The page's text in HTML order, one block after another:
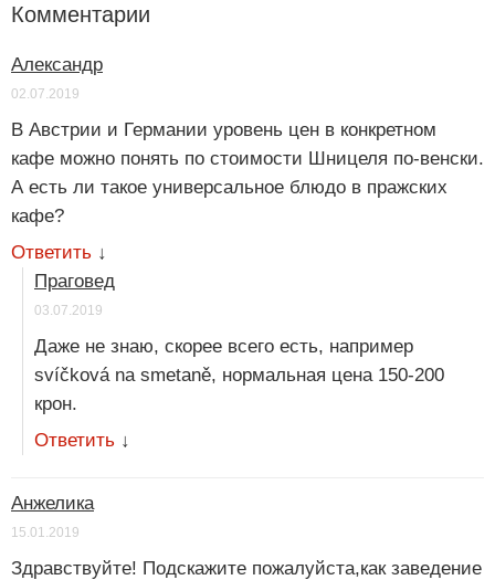
Комментарии
Александр
02.07.2019
В Австрии и Германии уровень цен в конкретном
кафе можно понять по стоимости Шницеля по-венски.
А есть ли такое универсальное блюдо в пражских
кафе?
Ответить ↓
Праговед
03.07.2019
Даже не знаю, скорее всего есть, например
svíčková na smetaně, нормальная цена 150-200
крон.
Ответить ↓
Анжелика
15.01.2019
Здравствуйте! Подскажите пожалуйста,как заведение